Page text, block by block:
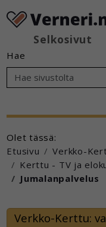
Selkosivut
Hae
Olet tässä:
Etusivu
Verkko-
Kerttu - TV ja
Jumalanpalvelus
Verkko-Kerttu: